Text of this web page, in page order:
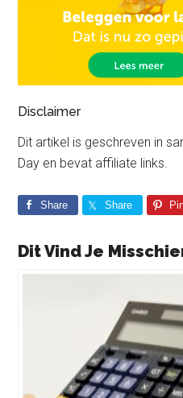
Disclaimer
Dit artikel is geschreven in
Day en bevat affiliate links.
Share Share
Dit Vind Je